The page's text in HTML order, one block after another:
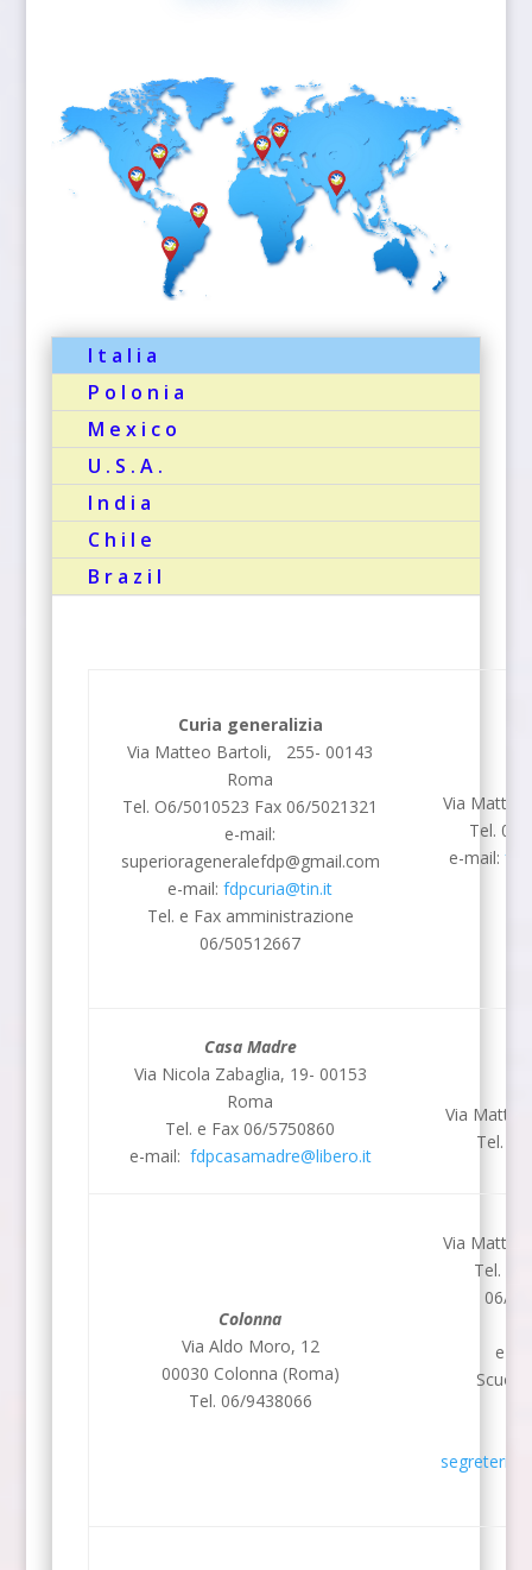
Italia
Polonia
Mexico
U.S.A.
India
Chile
Brazil
Curia generalizia
Via Matteo Bartoli, 255- 00143
Roma
Tel. O6/5010523 Fax 06/5021321
e-mail:
superiorageneralefdp@gmail.com
e-mail:fdpcuria@tin.it
Tel. e Fax amministrazione
06/50512667
Via Matteo
Tel.
e-mail:
Casa Madre
Via Nicola Zabaglia, 19- 00153
Roma
Tel. e Fax 06/5750860
e-mail: fdpcasamadre@libero.it
Via
Tel.
Colonna
Via Aldo Moro, 12
00030 Colonna (Roma)
Tel. 06/9438066
Via Matteo
Tel.
06/
e-